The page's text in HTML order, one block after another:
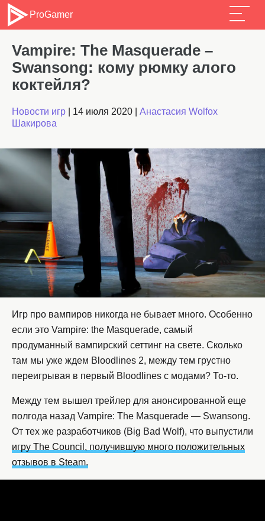
ProGamer
Vampire: The Masquerade –
Swansong: кому рюмку алого
коктейля?
Новости игр 14 июля 2020
Анастасия Wolfox
Шакирова
Игр про вампиров никогда не бывает много. Особенно
если это Vampire: the Masquerade, самый
продуманный вампирский сеттинг на свете. Сколько
там мы уже ждем Bloodlines 2, между тем грустно
переигрывая в первый Bloodlines с модами? То-то.
Между тем вышел трейлер для анонсированной еще
полгода назад Vampire: The Masquerade — Swansong.
От тех же разработчиков (Big Bad Wolf), что выпустили
игру The Council, получившую много положительных
отзывов в Steam.